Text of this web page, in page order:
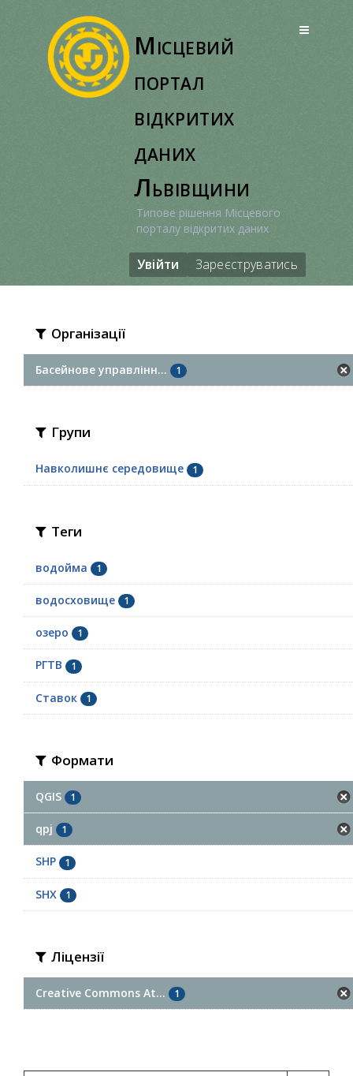
Місцевий
портал
відкритих
даних
Львівщини
Типове рішення Місцевого
порталу відкритих даних
Увійти Зареєструватись
Організації
Басейнове управлінн... 1
Групи
Навколишнє середовище 1
Теги
водойма 1
водосховище 1
озеро 1
РГТВ 1
Ставок 1
Формати
QGIS 1
qpj 1
SHP 1
SHX 1
Ліцензії
Creative Commons At... 1